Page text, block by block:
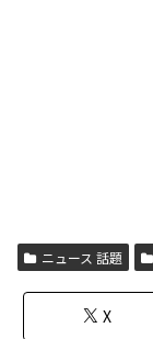
ニュース 話題
X